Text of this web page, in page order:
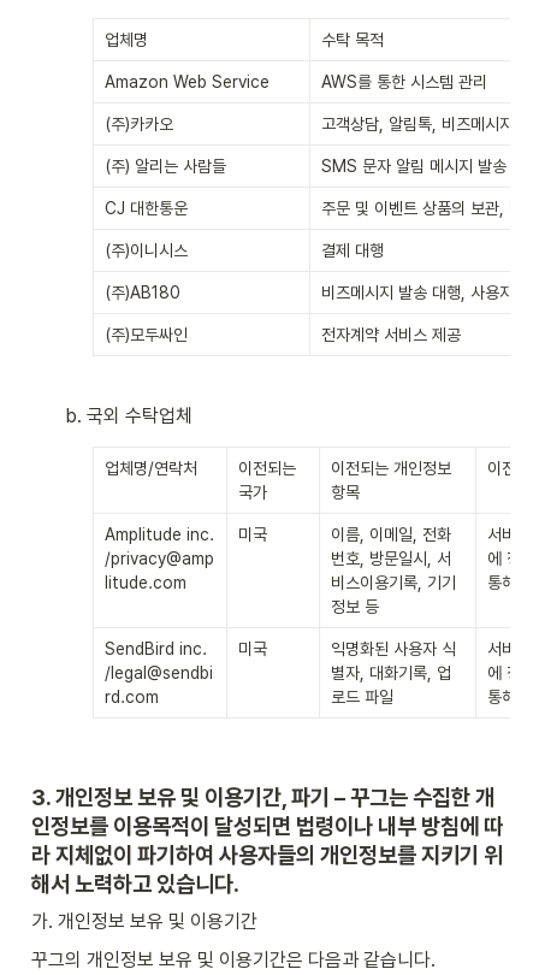
업체명 수탁 목적
Amazon Web Service AWS를 통한 시스템 관리
(주)카카오 고객상담, 알림톡, 비즈메시지 발
(주) 알리는 사람들 SMS 문자 알림 메시지 발송
CJ 대한통운 주문 및 이벤트 상품의 보관, 배
(주)이니시스 결제 대행
(주)AB180 비즈메시지 발송 대행, 사용자 데
(주)모두싸인 전자계약 서비스 제공
b. 국외 수탁업체
업체명/연락처
이전되는
국가
이전되는 개인정보
항목
이전일
Amplitude inc.
/privacy@amp
litude.com
미국
이름, 이메일, 전화
번호, 방문일시, 서
비스이용기록, 기기
정보 등
서비스
에 정
통해
SendBird inc.
/legal@sendbi
rd.com
미국
익명화된 사용자 식
별자, 대화기록, 업
로드 파일
서비스
에 정
통해
3. 개인정보 보유 및 이용기간, 파기 – 꾸그는 수집한 개
인정보를 이용목적이 달성되면 법령이나 내부 방침에 따
라 지체없이 파기하여 사용자들의 개인정보를 지키기 위
해서 노력하고 있습니다.
가. 개인정보 보유 및 이용기간
꾸그의 개인정보 보유 및 이용기간은 다음과 같습니다.